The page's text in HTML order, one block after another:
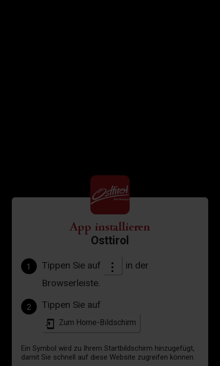
App installieren
Osttirol
1 Tippen Sie auf
in der
Browserleiste.
2 Tippen Sie auf
Zum Home-Bildschirm
Ein Symbol wird zu Ihrem Startbildschirm hinzugefügt,
damit Sie schnell auf diese Website zugreifen können.